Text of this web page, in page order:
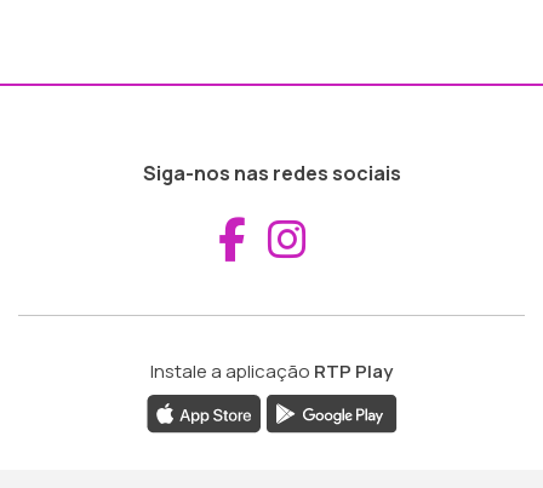
Siga-nos nas redes sociais
Aceder ao
Instale a aplicação RTP Play